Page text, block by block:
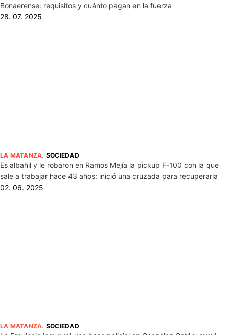
Bonaerense: requisitos y cuánto pagan en la fuerza
28. 07. 2025
LA MATANZA. SOCIEDAD
Es albañil y le robaron en Ramos Mejía la pickup F-100 con la que
sale a trabajar hace 43 años: inició una cruzada para recuperarla
02. 06. 2025
LA MATANZA. SOCIEDAD